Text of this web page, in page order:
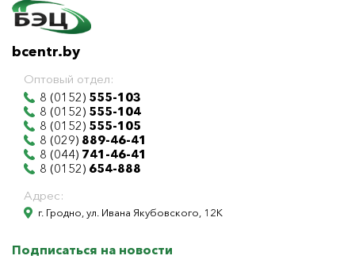
bcentr.by
Оптовый отдел:
8 (0152) 555-103
8 (0152) 555-104
8 (0152) 555-105
8 (029) 889-46-41
8 (044) 741-46-41
8 (0152) 654-888
Адрес:
г. Гродно, ул. Ивана Якубовского, 12К
Подписаться на новости